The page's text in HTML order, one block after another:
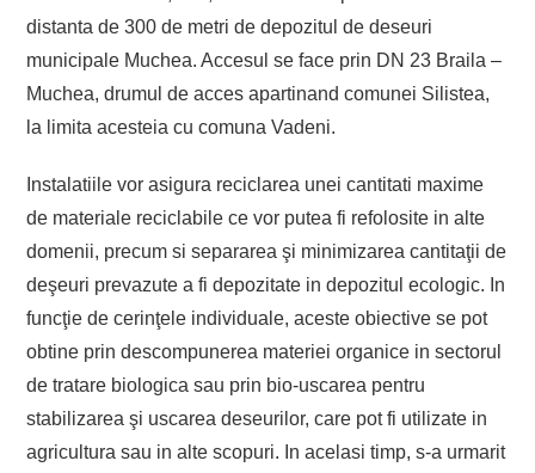
distanta de 300 de metri de depozitul de deseuri
municipale Muchea. Accesul se face prin DN 23 Braila –
Muchea, drumul de acces apartinand comunei Silistea,
la limita acesteia cu comuna Vadeni.
Instalatiile vor asigura reciclarea unei cantitati maxime
de materiale reciclabile ce vor putea fi refolosite in alte
domenii, precum si separarea şi minimizarea cantitaţii de
deşeuri prevazute a fi depozitate in depozitul ecologic. In
funcţie de cerinţele individuale, aceste obiective se pot
obtine prin descompunerea materiei organice in sectorul
de tratare biologica sau prin bio-uscarea pentru
stabilizarea şi uscarea deseurilor, care pot fi utilizate in
agricultura sau in alte scopuri. In acelasi timp, s-a urmarit